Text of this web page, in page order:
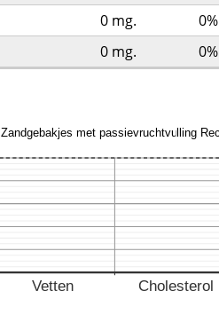
0 mg. 0%
0 mg. 0%